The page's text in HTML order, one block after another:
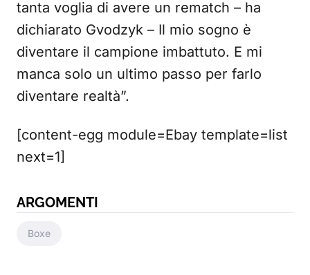
tanta voglia di avere un rematch – ha
dichiarato Gvodzyk – Il mio sogno è
diventare il campione imbattuto. E mi
manca solo un ultimo passo per farlo
diventare realtà”.
[content-egg module=Ebay template=list
next=1]
ARGOMENTI
Boxe